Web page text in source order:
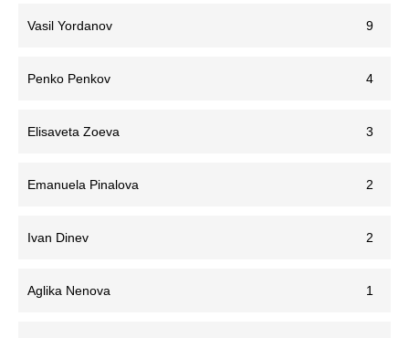
Vasil Yordanov 9
Penko Penkov 4
Elisaveta Zoeva 3
Emanuela Pinalova 2
Ivan Dinev 2
Aglika Nenova 1